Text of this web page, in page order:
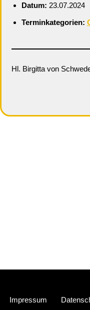
Datum: 23.07.2024
Terminkategorien:
Hl. Birgitta von
Impressum